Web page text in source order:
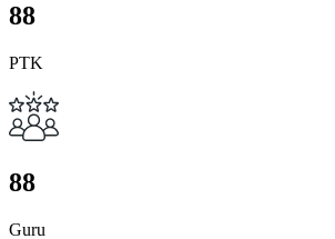
88
PTK
88
Guru